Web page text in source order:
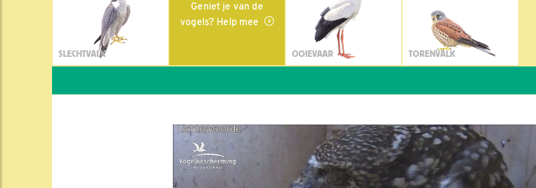
SLECHTVALK
Geniet je van de
vogels? Help mee
OOIEVAAR TORENVALK